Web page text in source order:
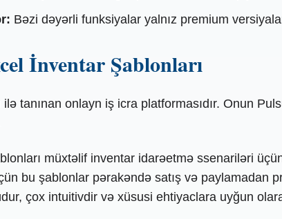
Bəzi dəyərli funksiyalar yalnız premium
İnventar Şablonları
tanınan onlayn iş icra platformasıdır. Onun
müxtəlif inventar idarəetmə ssenariləri
bu şablonlar pərakəndə satış və
çox intuitivdir və xüsusi ehtiyaclara uyğun